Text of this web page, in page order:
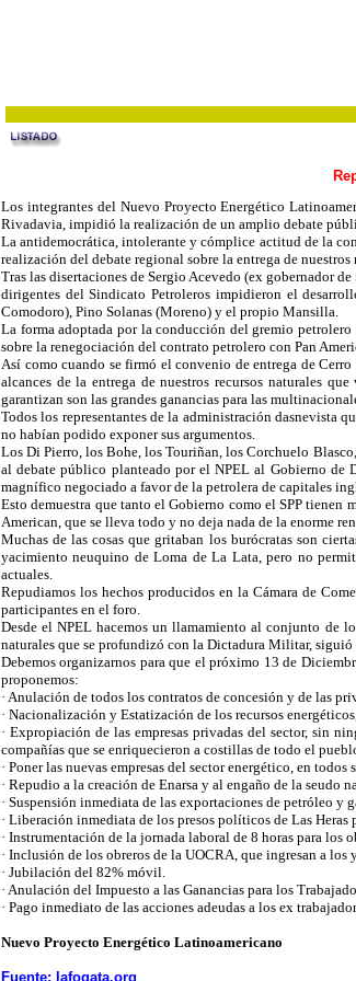
Los integrantes del Nuevo Proyecto Energético
Rivadavia, impidió la realización de un amplio debate
La antidemocrática, intolerante y cómplice actitud de la
realización del debate regional sobre la entrega de nuestros
Tras las disertaciones de Sergio Acevedo (ex gobernador
dirigentes del Sindicato Petroleros impidieron el
Comodoro), Pino Solanas (Moreno) y el propio Mansilla.
La forma adoptada por la conducción del gremio
sobre la renegociación del contrato petrolero con Pan
Así como cuando se firmó el convenio de entrega de
alcances de la entrega de nuestros recursos naturales
garantizan son las grandes ganancias para las
Todos los representantes de la administración dasnevista
no habían podido exponer sus argumentos.
Los Di Pierro, los Bohe, los Touriñan, los Corchuelo
al debate público planteado por el NPEL al Gobierno de
magnífico negociado a favor de la petrolera de capitales
Esto demuestra que tanto el Gobierno como el SPP
American, que se lleva todo y no deja nada de la enorme
Muchas de las cosas que gritaban los burócratas son
yacimiento neuquino de Loma de La Lata, pero no
actuales.
Repudiamos los hechos producidos en la Cámara de
participantes en el foro.
Desde el NPEL hacemos un llamamiento al conjunto de
naturales que se profundizó con la Dictadura Militar,
Debemos organizarnos para que el próximo 13 de
proponemos:
· Anulación de todos los contratos de concesión y de las
· Nacionalización y Estatización de los recursos
· Expropiación de las empresas privadas del sector, sin
compañías que se enriquecieron a costillas de todo el
· Poner las nuevas empresas del sector energético, en
· Repudio a la creación de Enarsa y al engaño de la
· Suspensión inmediata de las exportaciones de petróleo
· Liberación inmediata de los presos políticos de Las
· Instrumentación de la jornada laboral de 8 horas para los
· Inclusión de los obreros de la UOCRA, que ingresan a
· Jubilación del 82% móvil.
· Anulación del Impuesto a las Ganancias para los
· Pago inmediato de las acciones adeudas a los ex
Nuevo Proyecto Energético Latinoamericano
Fuente: lafogata.org